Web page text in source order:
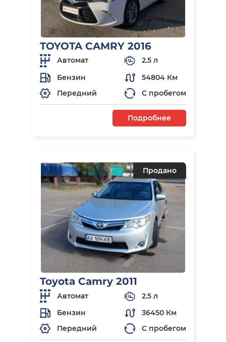
TOYOTA CAMRY 2016
Автомат
2.5 л
Бензин
54804 Км
Передний
С пробегом
Подробнее
Продано
Toyota Camry 2011
Автомат
2.5 л
Бензин
36450 Км
Передний
С пробегом